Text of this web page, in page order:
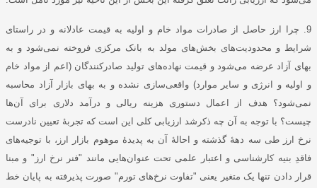
9. چرا ارز حاصل از صادرات مواد خام و اولیه به قیمت عادلانه و در راستای
شرایط و محدودیت‌های بخش‌های مولد به بانک مرکزی فروخته نمی‌شود و به
بهای آزاد عرضه می‌شود و قیمت نهاده‌های تولید صادرکنندگان (اعم از مواد خام
و اولیه و انرژی و سایر موارد) واقعی‌سازی نشده و به بهای بازار آزاد محاسبه
نمی‌شود؟ هدف از اعمال دستوری هزینه ریالی و درآمد دلاری برای آن‌ها
چیست؟ با توجه به آن چه ذکرشد ارزیابی کلی این است که تجربۀ تعیین نادرست
نرخ ارز طی سه دهۀ گذشته و احالۀ آن به پدیدۀ موهوم بازار ارز، با توجیه‌های
فاقدِ بنیه کارشناسی و اعتبار علمی تحت عنوان‌هایی مانند "فنر نرخ ارز" و مبنا
قرار دادن تنها یک متغیر یعنی "تفاوت نرخ‌های تورم" صورت پذیرفته به پایان خط